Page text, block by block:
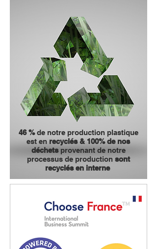
46 %de notre production plastique
est en recyclés & 100% de nos
déchets provenant de notre
processus de production sont
recyclés en interne